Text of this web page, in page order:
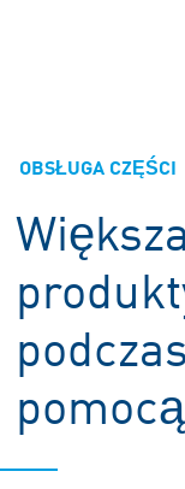
OBSŁUGA CZĘŚCI
Większa